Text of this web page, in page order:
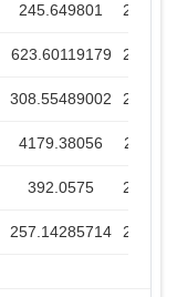
245.649801 2024-
623.60119179 2023-
308.55489002 2020-
4179.38056 2020-
392.0575 2018-
257.14285714 2017-